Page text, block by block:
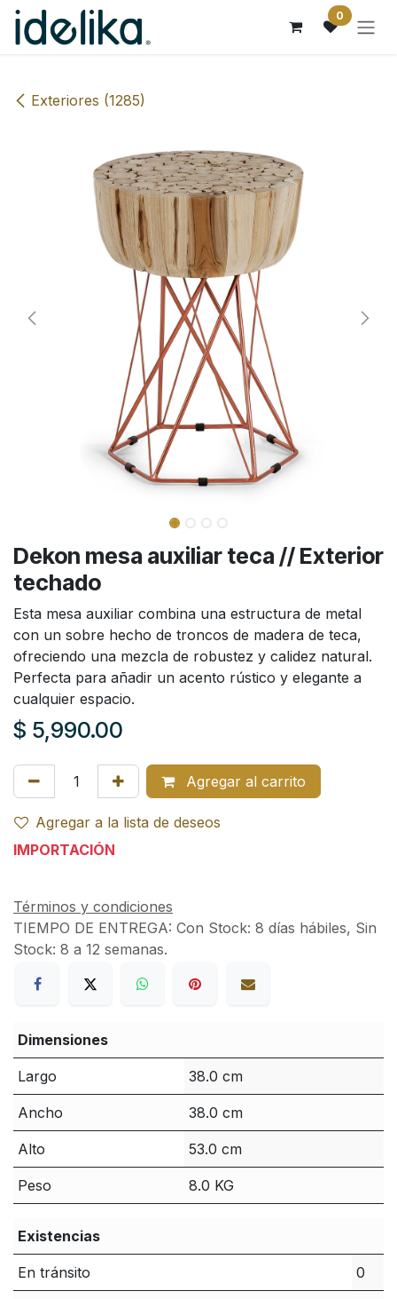
Ir al contenido 0
Exteriores (1285)
Dekon mesa auxiliar teca // Exterior
techado
Esta mesa auxiliar combina una estructura de metal
con un sobre hecho de troncos de madera de teca,
ofreciendo una mezcla de robustez y calidez natural.
Perfecta para añadir un acento rústico y elegante a
cualquier espacio.
$ 5,990.00
Agregar al carrito
Agregar a la lista de deseos
IMPORTACIÓN
Términos y condiciones
TIEMPO DE ENTREGA: Con Stock: 8 días hábiles, Sin
Stock: 8 a 12 semanas.
Dimensiones
Largo 38.0 cm
Ancho 38.0 cm
Alto 53.0 cm
Peso 8.0 KG
Existencias
En tránsito 0